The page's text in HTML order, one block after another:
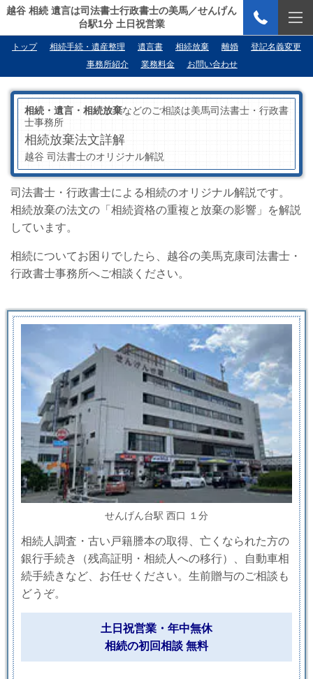
越谷 相続 遺言は司法書士行政書士の美馬／せんげん
台駅1分 土日祝営業
トップ 相続手続・遺産整理 遺言書 相続放棄 離婚
登記名義変更
事務所紹介
業務料金 お問い合わせ
相続・遺言・相続放棄などのご相談は美馬司法書士・行政書
士事務所
相続放棄法文詳解
越谷 司法書士のオリジナル解説
司法書士・行政書士による相続のオリジナル解説です。
相続放棄の法文の「相続資格の重複と放棄の影響」を解説
しています。
相続についてお困りでしたら、越谷の美馬克康司法書士・
行政書士事務所へご相談ください。
せんげん台駅 西口 １分
相続人調査・古い戸籍謄本の取得、亡くなられた方の
銀行手続き（残高証明・相続人への移行）、自動車相
続手続きなど、お任せください。生前贈与のご相談も
どうぞ。
土日祝営業・年中無休
相続の初回相談 無料